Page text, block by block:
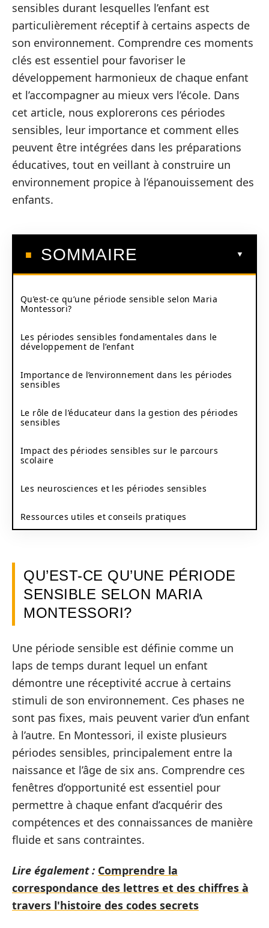
sensibles durant lesquelles l’enfant est
particulièrement réceptif à certains aspects de
son environnement. Comprendre ces moments
clés est essentiel pour favoriser le
développement harmonieux de chaque enfant
et l’accompagner au mieux vers l’école. Dans
cet article, nous explorerons ces périodes
sensibles, leur importance et comment elles
peuvent être intégrées dans les préparations
éducatives, tout en veillant à construire un
environnement propice à l’épanouissement des
enfants.
SOMMAIRE
Qu’est-ce qu’une période sensible selon Maria
Montessori?
Les périodes sensibles fondamentales dans le
développement de l’enfant
Importance de l’environnement dans les périodes
sensibles
Le rôle de l’éducateur dans la gestion des périodes
sensibles
Impact des périodes sensibles sur le parcours
scolaire
Les neurosciences et les périodes sensibles
Ressources utiles et conseils pratiques
QU’EST-CE QU’UNE PÉRIODE
SENSIBLE SELON MARIA
MONTESSORI?
Une période sensible est définie comme un
laps de temps durant lequel un enfant
démontre une réceptivité accrue à certains
stimuli de son environnement. Ces phases ne
sont pas fixes, mais peuvent varier d’un enfant
à l’autre. En Montessori, il existe plusieurs
périodes sensibles, principalement entre la
naissance et l’âge de six ans. Comprendre ces
fenêtres d’opportunité est essentiel pour
permettre à chaque enfant d’acquérir des
compétences et des connaissances de manière
fluide et sans contraintes.
Lire également : Comprendre la
correspondance des lettres et des chiffres à
travers l'histoire des codes secrets